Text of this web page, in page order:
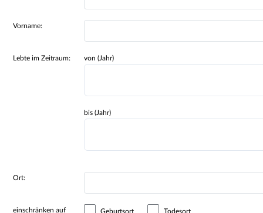
Vorname:
Lebte im Zeitraum: von (Jahr)
bis (Jahr)
Ort:
einschränken auf Geburtsort Todesort